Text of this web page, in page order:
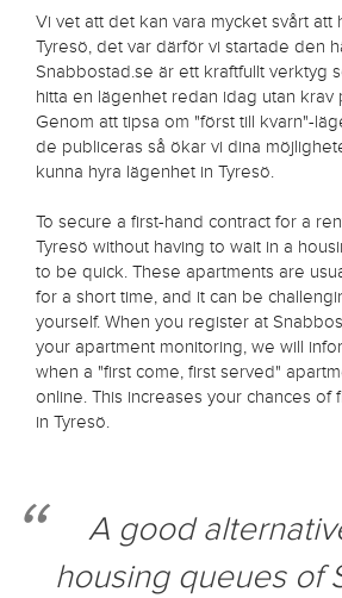
Vi vet att det kan vara mycket svårt att
Tyresö, det var därför vi startade den
Snabbostad.se är ett kraftfullt verktyg
hitta en lägenhet redan idag utan krav
Genom att tipsa om "först till kvarn"-
de publiceras så ökar vi dina
kunna hyra lägenhet in Tyresö.
To secure a first-hand contract for a
Tyresö without having to wait in a
to be quick. These apartments are
for a short time, and it can be
yourself. When you register at
your apartment monitoring, we will
when a "first come, first served"
online. This increases your chances of
in Tyresö.
A good
housing queues of